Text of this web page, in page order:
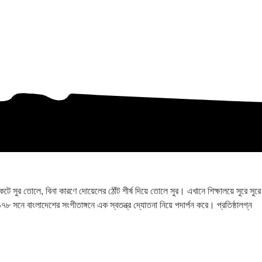
তোলে, বিনা কারণে দোয়েলের ঠোঁট শীর্ষ দিয়ে তোলে সুর। এখানে শিক্ষালয়ে সুরে সুরে
বাংলাদেশের সংগীতাঙ্গনে এক স্বতন্ত্র দ্যোতনা নিয়ে পদার্পন করে। প্রতিষ্ঠালগ্ন